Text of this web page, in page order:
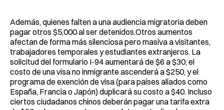
Además, quienes falten a una audiencia migratoria deben
pagar otros $5,000 al ser detenidos.Otros aumentos
afectan de forma más silenciosa pero masiva a visitantes,
trabajadores temporales y estudiantes extranjeros. La
solicitud del formulario I-94 aumentará de $6 a $30, el
costo de una visa no inmigrante ascenderá a $250, y el
programa de exención de visa (para países aliados como
España, Francia o Japón) duplicará su costo a $40. Incluso
ciertos ciudadanos chinos deberán pagar una tarifa extra